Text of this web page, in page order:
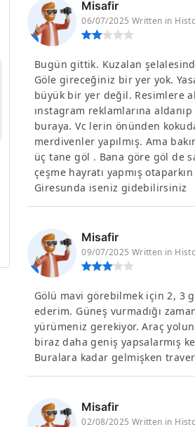
Misafir
06/07/2025 Written in
Bugün gittik. Kuzalan
Göle gireceğiniz bir yer yok.
büyük bir yer değil. Resimlere
ınstagram reklamlarına
buraya. Vc lerin önünden
merdivenler yapılmış. Ama
üç tane göl . Bana göre göl de
çeşme hayratı yapmış
Giresunda iseniz gidebilirsiniz
Misafir
09/07/2025 Written in
Gölü mavi görebilmek için 2, 3
ederim. Güneş vurmadığı
yürümeniz gerekiyor. Araç
biraz daha geniş yapsalarmış
Buralara kadar gelmişken
Misafir
02/08/2025 Written in